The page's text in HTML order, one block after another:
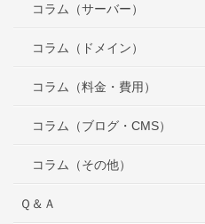
コラム（サーバー）
コラム（ドメイン）
コラム（料金・費用）
コラム（ブログ・CMS）
コラム（その他）
Ｑ＆Ａ